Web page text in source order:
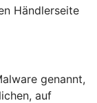
Händlerseite
genannt,
auf